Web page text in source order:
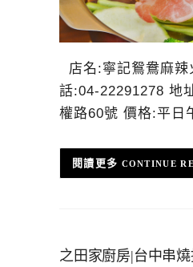
店名:寧記鴛鴦麻辣
話:04-22291278 地
權路60號 價格:平日
CONTINUE
之田家廚房|台中串